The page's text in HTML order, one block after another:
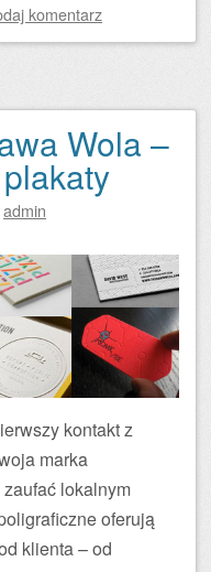
komentarz
Wola –
admin
kontakt z
marka
lokalnym
oferują
klienta – od